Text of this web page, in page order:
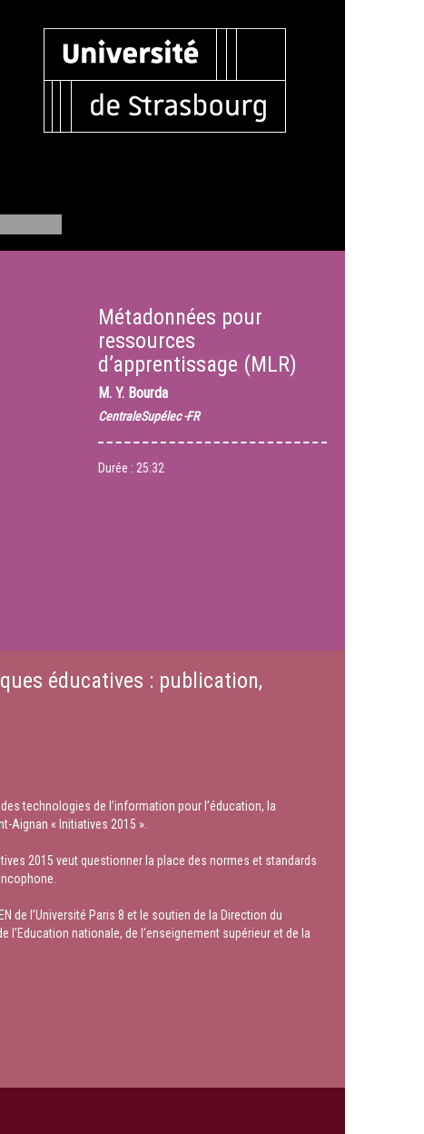
Métadonnées pour
ressources
d’apprentissage (MLR)
M. Y. Bourda
CentraleSupélec -FR
Durée : 25:32
éducatives : publication,
technologies de l’information pour l’éducation, la
Aignan « Initiatives 2015 ».
2015 veut questionner la place des normes et standards
de l’Université Paris 8 et le soutien de la Direction du
l’Education nationale, de l’enseignement supérieur et de la